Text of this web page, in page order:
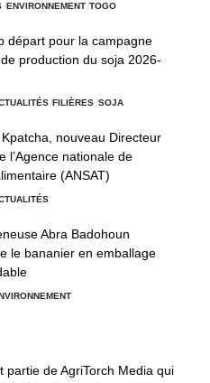
ENVIRONNEMENT TOGO
départ pour la campagne
production du soja 2026-
FILIÈRES SOJA
nouveau Directeur
l’Agence nationale de
(ANSAT)
Abra Badohoun
le bananier en emballage
partie de AgriTorch Media qui